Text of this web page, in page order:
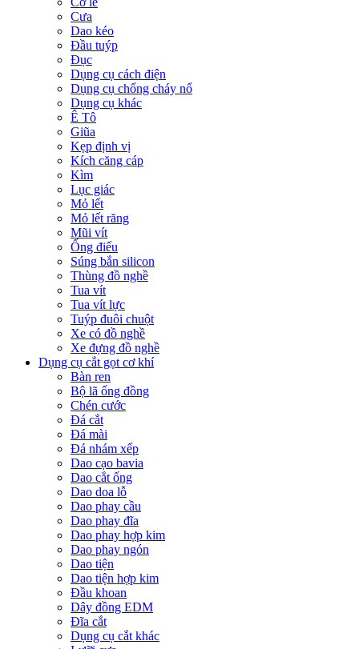
Cưa
Dao kéo
Đầu tuýp
Đục
Dụng cụ cách điện
Dụng cụ chống cháy nổ
Dụng cụ khác
Ê Tô
Giũa
Kẹp định vị
Kích căng cáp
Kìm
Lục giác
Mỏ lết
Mỏ lết răng
Mũi vít
Ống điếu
Súng bắn silicon
Thùng đồ nghề
Tua vít
Tua vít lực
Tuýp đuôi chuột
Xe có đồ nghề
Xe đựng đồ nghề
Dụng cụ cắt gọt cơ khí
Bàn ren
Bộ lã ống đồng
Chén cước
Đá cắt
Đá mài
Đá nhám xếp
Dao cạo bavia
Dao cắt ống
Dao doa lỗ
Dao phay cầu
Dao phay đĩa
Dao phay hợp kim
Dao phay ngón
Dao tiện
Dao tiện hợp kim
Đầu khoan
Dây đồng EDM
Đĩa cắt
Dụng cụ cắt khác